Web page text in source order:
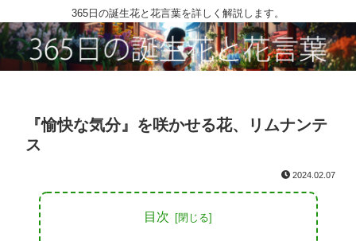
365日の誕生花と花言葉を詳しく解説します。
『愉快な気分』を咲かせる花、リムナンテ
ス
2024.02.07
目次